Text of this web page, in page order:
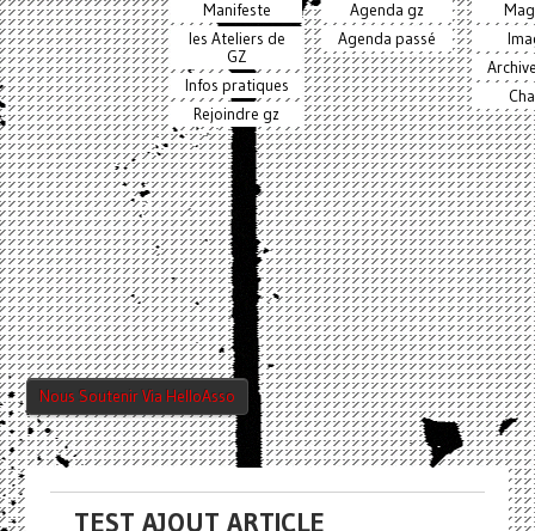
Manifeste
les Ateliers de
GZ
Infos pratiques
Rejoindre gz
Agenda gz
Agenda passé
Nous Soutenir Via HelloAsso
TEST AJOUT ARTICLE